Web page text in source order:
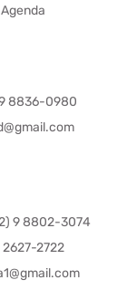
Agenda
8836-0980
9 8802-3074
2627-2722